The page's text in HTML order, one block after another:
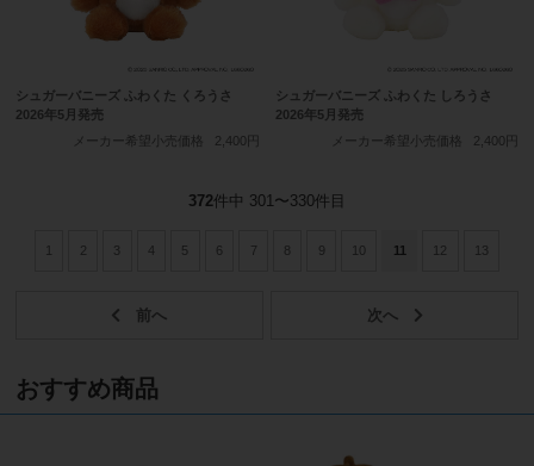
シュガーバニーズ ふわくた くろうさ
2026年5月発売
メーカー希望小売価格
2,400円
シュガーバニーズ ふわくた しろうさ
2026年5月発売
メーカー希望小売価格
2,400円
372件中 301〜330件目
2 3 4 5 6 7 8 9 10 11 12 13
おすすめ商品